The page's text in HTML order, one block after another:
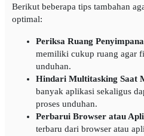
Berikut beberapa tips tambahan
optimal:
Periksa Ruang
memiliki cukup ruang agar
unduhan.
Hindari Multitasking Saat
banyak aplikasi sekaligus
proses unduhan.
Perbarui Browser atau
terbaru dari browser atau